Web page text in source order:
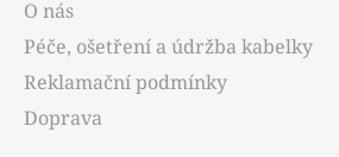
O nás
Péče, ošetření a údržba kabelky
Reklamační podmínky
Doprava